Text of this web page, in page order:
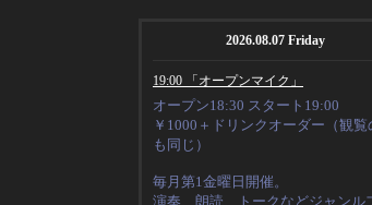
2026.08.07 Friday
19:00 「オープンマイク」
オープン18:30 スタート19:00
￥1000＋ドリンクオーダー（観覧
も同じ）
毎月第1金曜日開催。
演奏、朗読、トークなどジャンル